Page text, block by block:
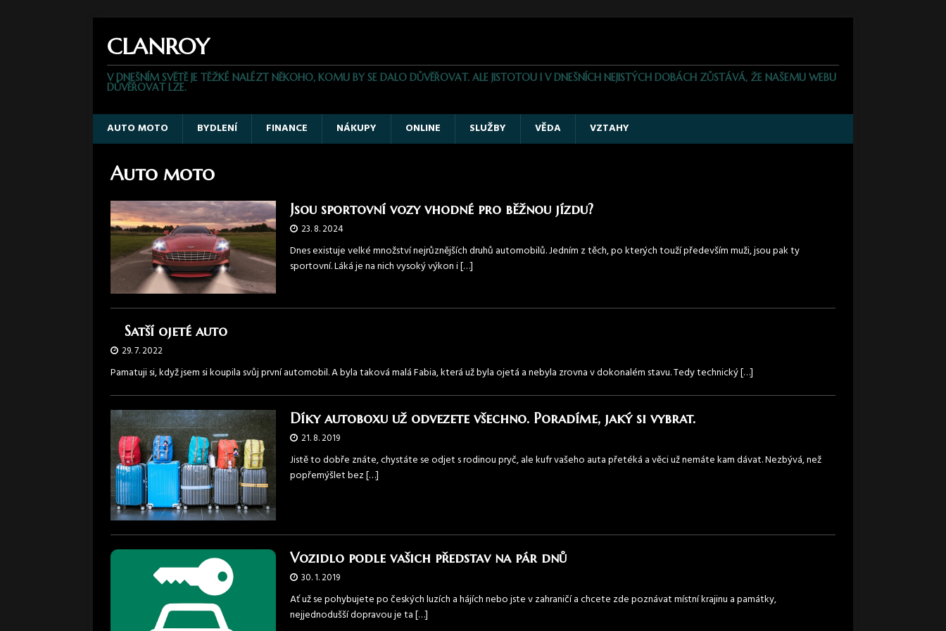
CLANROY
V DNEŠNÍM SVĚTĚ JE TĚŽKÉ NALÉZT NĚKOHO, KOMU BY SE DALO DŮVĚŘOVAT. ALE JISTOTOU I V DNEŠNÍCH NEJISTÝCH DOBÁCH ZŮSTÁVÁ, ŽE NAŠEMU WEBU
DŮVĚŘOVAT LZE.
AUTO MOTO BYDLENÍ FINANCE NÁKUPY ONLINE SLUŽBY VĚDA VZTAHY
Auto moto
Jsou sportovní vozy vhodné pro běžnou jízdu?
23. 8. 2024
Dnes existuje velké množství nejrůznějších druhů automobilů. Jedním z těch, po kterých touží především muži, jsou pak ty
sportovní. Láká je na nich vysoký výkon i[…]
Satší ojeté auto
29. 7. 2022
Pamatuji si, když jsem si koupila svůj první automobil. A byla taková malá Fabia, která už byla ojetá a nebyla zrovna v dokonalém stavu. Tedy technický[…]
Díky autoboxu už odvezete všechno. Poradíme, jaký si vybrat.
21. 8. 2019
Jistě to dobře znáte, chystáte se odjet s rodinou pryč, ale kufr vašeho auta přetéká a věci už nemáte kam dávat. Nezbývá, než
popřemýšlet bez[…]
Vozidlo podle vašich představ na pár dnů
30. 1. 2019
Ať už se pohybujete po českých luzích a hájích nebo jste v zahraničí a chcete zde poznávat místní krajinu a památky,
nejjednodušší dopravou je ta[…]